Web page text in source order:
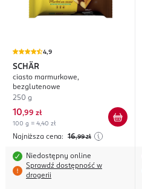
4,9
SCHÄR
ciasto marmurkowe,
bezglutenowe
250 g
10,99 zł
100 g = 4,40 zł
Najniższa cena: 16,99 zł
Niedostępny online
Sprawdź dostępność w
drogerii